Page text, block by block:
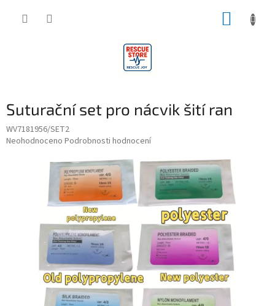
Suturační set pro nácvik šití ran
WV7181956/SET2
Průměrné
hvězdiček.
Neohodnoceno Podrobnosti hodnocení